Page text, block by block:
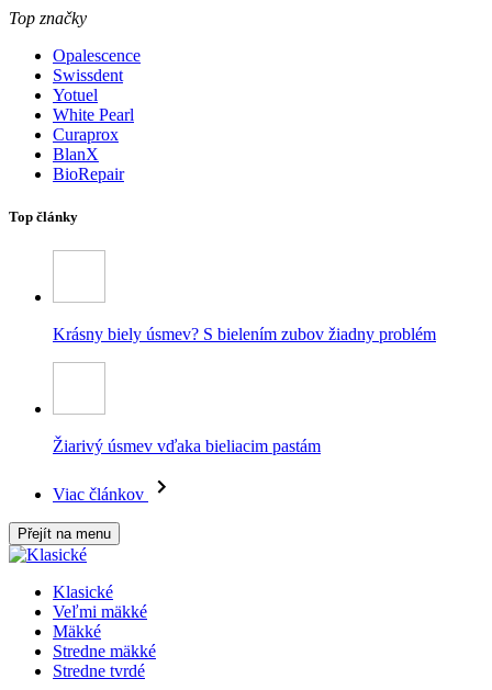
Top značky
Opalescence
Swissdent
Yotuel
White Pearl
Curaprox
BlanX
BioRepair
Top články
Krásny biely úsmev? S bielením zubov žiadny problém
Žiarivý úsmev vďaka bieliacim pastám
Viac článkov
Přejít na menu
Klasické
Veľmi mäkké
Mäkké
Stredne mäkké
Stredne tvrdé